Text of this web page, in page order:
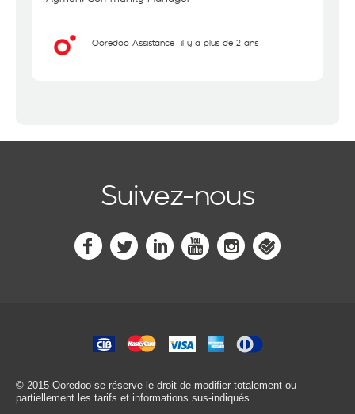
Ooredoo Assistance il y a plus de 2 ans
Suivez-nous
© 2015 Ooredoo se réserve le droit de modifier totalement ou
partiellement les tarifs et informations sus-indiqués